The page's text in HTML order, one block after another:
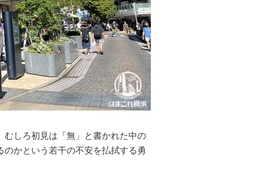
しろ初見は「無」と書かれた中の
かという若干の不安を払拭する勇